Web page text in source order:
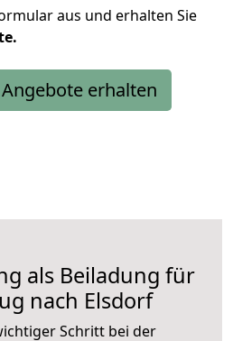
aus und erhalten Sie
erhalten
als Beiladung für
nach Elsdorf
Schritt bei der